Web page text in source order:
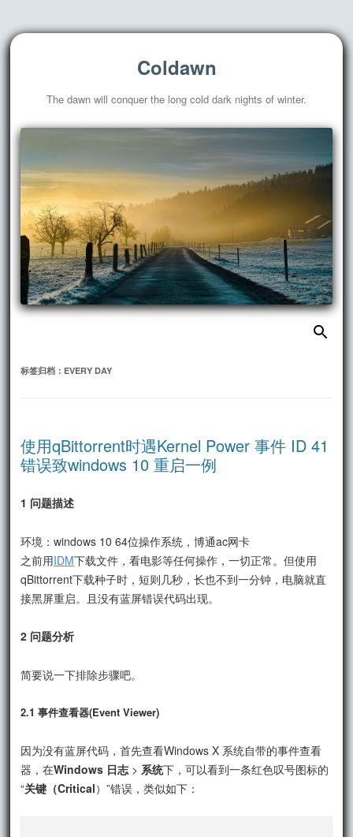
Coldawn
The dawn will conquer the long cold dark nights of winter.
搜
索：
标签归档： EVERY DAY
使用qBittorrent时遇Kernel Power 事件 ID 41
错误致windows 10 重启一例
1 问题描述
环境：windows 10 64位操作系统，博通ac网卡
之前用IDM下载文件，看电影等任何操作，一切正常。但使用
qBittorrent下载种子时，短则几秒，长也不到一分钟，电脑就直
接黑屏重启。且没有蓝屏错误代码出现。
2 问题分析
简要说一下排除步骤吧。
2.1 事件查看器(Event Viewer)
因为没有蓝屏代码，首先查看Windows X 系统自带的事件查看
器，在Windows 日志 > 系统下，可以看到一条红色叹号图标的
“关键（Critical）”错误，类似如下：